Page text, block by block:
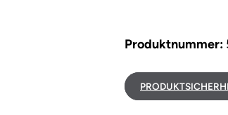
Produktnummer: